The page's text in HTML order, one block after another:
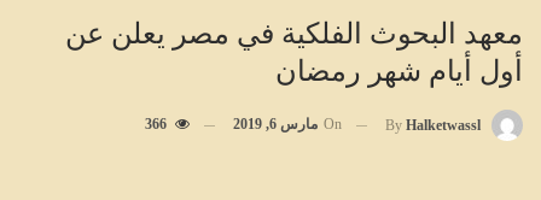
معهد البحوث الفلكية في مصر يعلن عن
أول أيام شهر رمضان
By Halketwassl
On مارس 6, 2019 366